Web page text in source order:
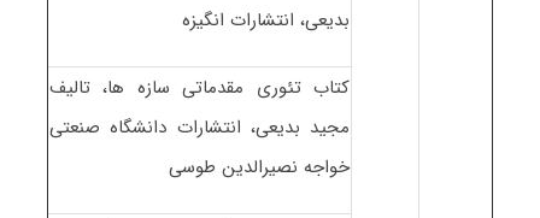
بدیعی، انتشارات انگیزه
کتاب تئوری مقدماتی سازه ها، تالیف
مجید بدیعی، انتشارات دانشگاه صنعتی
خواجه نصیرالدین طوسی